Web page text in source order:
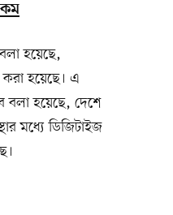
কম
হয়েছে,
করা হয়েছে। এ
বলা হয়েছে, দেশে
মধ্যে ডিজিটাইজ